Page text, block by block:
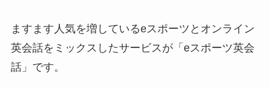
ますます人気を増しているeスポーツとオンライン
英会話をミックスしたサービスが「eスポーツ英会
話」です。